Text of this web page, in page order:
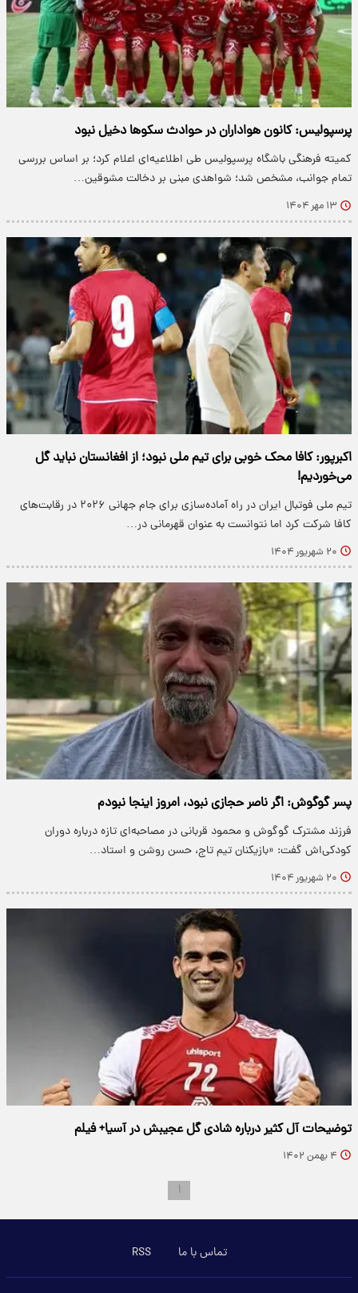
پرسپولیس: کانون هواداران در حوادث سکوها دخیل نبود
کمیته فرهنگی باشگاه پرسپولیس طی اطلاعیه‌ای اعلام کرد؛ بر اساس بررسی
تمام جوانب، مشخص شد؛ شواهدی مبنی بر دخالت مشوقین…
۱۳ مهر ۱۴۰۴
اکبرپور: کافا محک خوبی برای تیم ملی نبود؛ از افغانستان نباید گل
می‌خوردیم!
تیم ملی فوتبال ایران در راه آماده‌سازی برای جام جهانی ۲۰۲۶ در رقابت‌های
کافا شرکت کرد اما نتوانست به عنوان قهرمانی در…
۲۰ شهریور ۱۴۰۴
پسر گوگوش: اگر ناصر حجازی نبود، امروز اینجا نبودم
فرزند مشترک گوگوش و محمود قربانی در مصاحبه‌ای تازه درباره دوران
کودکی‌اش گفت: «بازیکنان تیم تاج، حسن روشن و استاد…
۲۰ شهریور ۱۴۰۴
توضیحات آل کثیر درباره شادی گل عجیبش در آسیا+ فیلم
۴ بهمن ۱۴۰۲
۱
تماس با ما RSS